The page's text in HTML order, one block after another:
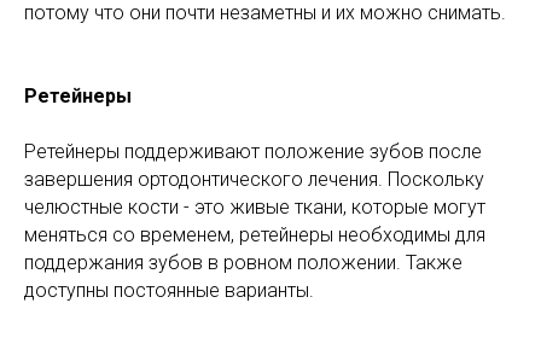
потому что они почти незаметны и их можно снимать.
Ретейнеры
Ретейнеры поддерживают положение зубов после
завершения ортодонтического лечения. Поскольку
челюстные кости - это живые ткани, которые могут
меняться со временем, ретейнеры необходимы для
поддержания зубов в ровном положении. Также
доступны постоянные варианты.